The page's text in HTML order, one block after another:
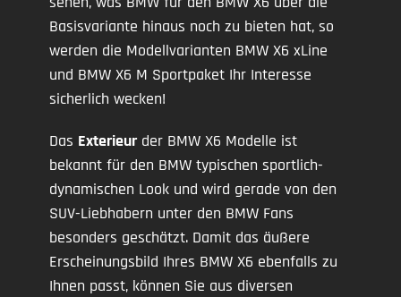
Basisvariante hinaus noch zu bieten hat, so
werden die Modellvarianten BMW X6 xLine
und BMW X6 M Sportpaket Ihr Interesse
sicherlich wecken!
Das Exterieur der BMW X6 Modelle ist
bekannt für den BMW typischen sportlich-
dynamischen Look und wird gerade von den
SUV-Liebhabern unter den BMW Fans
besonders geschätzt. Damit das äußere
Erscheinungsbild Ihres BMW X6 ebenfalls zu
Ihnen passt, können Sie aus diversen